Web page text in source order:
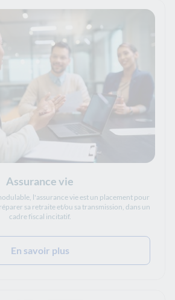
Assurance vie
l'assurance vie est un placement pour
sa retraite et/ou sa transmission, dans un
cadre fiscal incitatif.
En savoir plus